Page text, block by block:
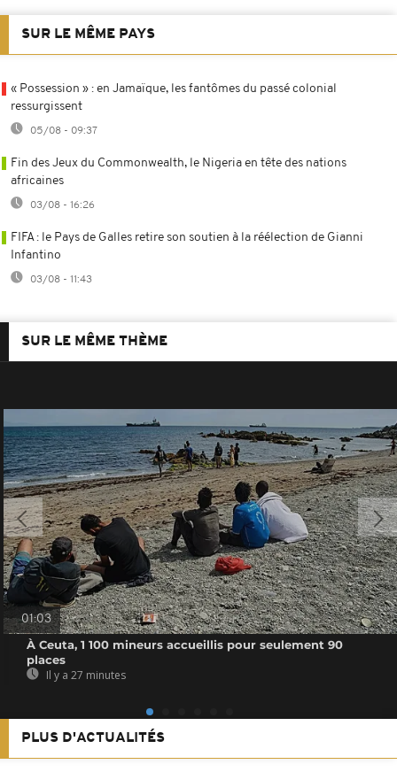
SUR LE MÊME PAYS
« Possession » : en Jamaïque, les fantômes du passé colonial
ressurgissent
05/08 - 09:37
Fin des Jeux du Commonwealth, le Nigeria en tête des nations
africaines
03/08 - 16:26
FIFA : le Pays de Galles retire son soutien à la réélection de Gianni
Infantino
03/08 - 11:43
SUR LE MÊME THÈME
01:03
À Ceuta, 1 100 mineurs accueillis pour seulement 90
places
Il y a 27 minutes
PLUS D'ACTUALITÉS